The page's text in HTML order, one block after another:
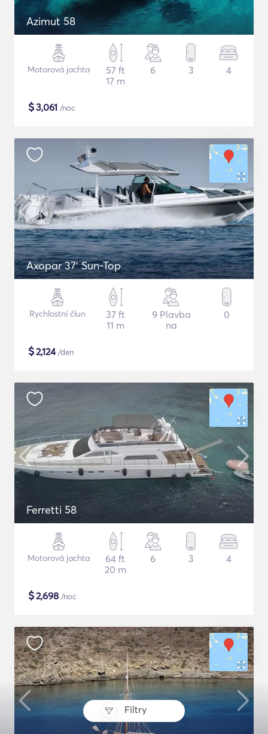
Filtry
Azimut 58
Motorová jachta
57 ft
17 m
6 3 4
$3,061 /noc
Axopar 37’ Sun-Top
Rychlostní člun
37 ft
11 m
9 Plavba
na
0
$2,124/den
Ferretti 58
Motorová jachta
64 ft
20 m
6 3 4
$2,698 /noc